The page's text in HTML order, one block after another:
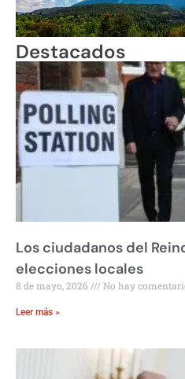
Destacados
Los ciudadanos del
elecciones locales
8 de mayo, 2026 No hay
Leer más »